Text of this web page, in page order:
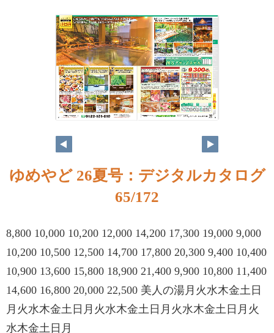
ゆめやど 26夏号：デジタルカタログ
65/172
8,800 10,000 10,200 12,000 14,200 17,300 19,000 9,000
10,200 10,500 12,500 14,700 17,800 20,300 9,400 10,400
10,900 13,600 15,800 18,900 21,400 9,900 10,800 11,400
14,600 16,800 20,000 22,500 美人の湯月火水木金土日
月火水木金土日月火水木金土日月火水木金土日月火
水木金土日月